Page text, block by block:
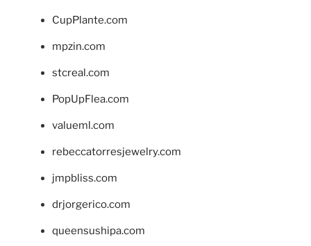
CupPlante.com
mpzin.com
stcreal.com
PopUpFlea.com
valueml.com
rebeccatorresjewelry.com
jmpbliss.com
drjorgerico.com
queensushipa.com